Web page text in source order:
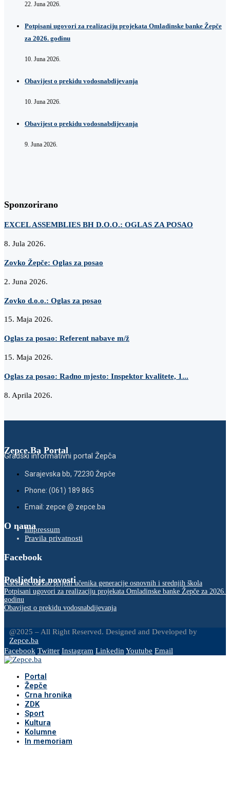
22. Juna 2026.
Potpisani ugovori za realizaciju projekata Omladinske banke Žepče
za 2026. godinu
10. Juna 2026.
Obavijest o prekidu vodosnabdijevanja
10. Juna 2026.
Obavijest o prekidu vodosnabdijevanja
9. Juna 2026.
Sponzorirano
EXCEL ASSEMBLIES BH D.O.O.: OGLAS ZA POSAO
8. Jula 2026.
Zovko Žepče: Oglas za posao
2. Juna 2026.
Zovko d.o.o.: Oglas za posao
15. Maja 2026.
Oglas za posao: Referent nabave m/ž
15. Maja 2026.
Oglas za posao: Radno mjesto: Inspektor kvalitete, 1...
8. Aprila 2026.
Zepce.Ba Portal
Gradski informativni portal Žepča
Sarajevska bb, 72230 Žepče
Phone: (061) 189 865
Email: zepce @ zepce.ba
O namaImpressum
Pravila privatnosti
Facebook
Posljednje novosti
Načelnik održao prijem učenika generacije osnovnih i srednjih škola
Potpisani ugovori za realizaciju projekata Omladinske banke Žepče za 2026.
godinu
Obavijest o prekidu vodosnabdijevanja
@2025 – All Right Reserved. Designed and Developed by
Zepce.ba
Facebook Twitter Instagram LinkedinYoutube Email
Portal
Žepče
Crna hronika
ZDK
Sport
Kultura
Kolumne
In memoriam